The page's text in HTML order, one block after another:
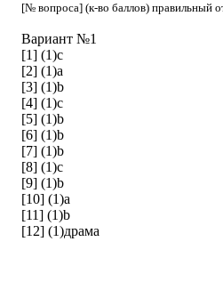
[№ вопроса] (к-во баллов) правильный
Вариант №1
[1] (1)c
[2] (1)a
[3] (1)b
[4] (1)c
[5] (1)b
[6] (1)b
[7] (1)b
[8] (1)c
[9] (1)b
[10] (1)a
[11] (1)b
[12] (1)драма